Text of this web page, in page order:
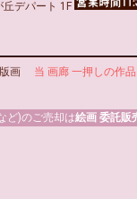
デパート 1F
版画 当 画廊 一押しの作品
ど)のご売却は絵画 委託販